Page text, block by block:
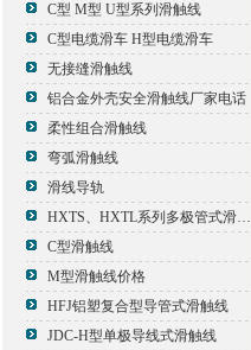
C型 M型 U型系列滑触线
C型电缆滑车 H型电缆滑车
无接缝滑触线
铝合金外壳安全滑触线厂家电话
柔性组合滑触线
弯弧滑触线
滑线导轨
HXTS、HXTL系列多极管式滑触线报价
C型滑触线
M型滑触线价格
HFJ铝塑复合型导管式滑触线
JDC-H型单极导线式滑触线